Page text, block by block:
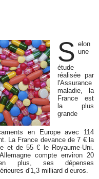
S elon
une
étude
réalisée par
l'Assurance
maladie, la
France est
la plus
grande
en Europe avec 114
La France devance de 7 € la
et de 55 € le Royaume-Uni.
compte environ 20
plus, ses dépenses
d'1,3 milliard d’euros.